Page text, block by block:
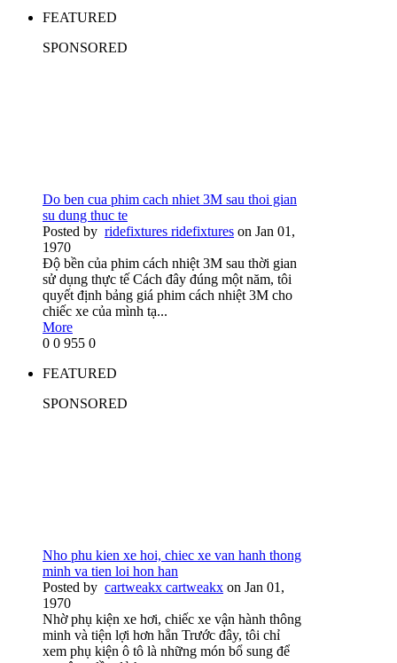
FEATURED
SPONSORED
Do ben cua phim cach nhiet 3M sau thoi gian
su dung thuc te
Posted by ridefixtures ridefixtures on Jan 01,
1970
Độ bền của phim cách nhiệt 3M sau thời gian
sử dụng thực tế Cách đây đúng một năm, tôi
quyết định bảng giá phim cách nhiệt 3M cho
chiếc xe của mình tạ...
More
0 0 955 0
FEATURED
SPONSORED
Nho phu kien xe hoi, chiec xe van hanh thong
minh va tien loi hon han
Posted by cartweakx cartweakx on Jan 01,
1970
Nhờ phụ kiện xe hơi, chiếc xe vận hành thông
minh và tiện lợi hơn hẳn Trước đây, tôi chỉ
xem phụ kiện ô tô là những món bổ sung để